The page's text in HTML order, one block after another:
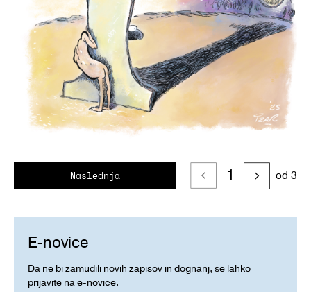
1 od 3
Naslednja
E-novice
Da ne bi zamudili novih zapisov in dognanj, se lahko
prijavite na e-novice.